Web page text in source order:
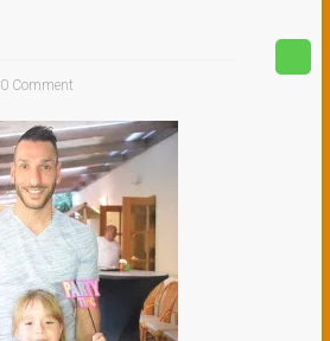
0 Comment